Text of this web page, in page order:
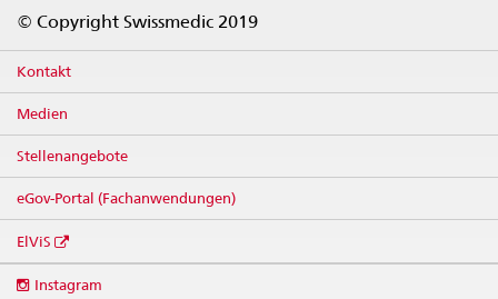
© Copyright Swissmedic 2019
Kontakt
Medien
Stellenangebote
eGov-Portal (Fachanwendungen)
ElViS
media
Instagram